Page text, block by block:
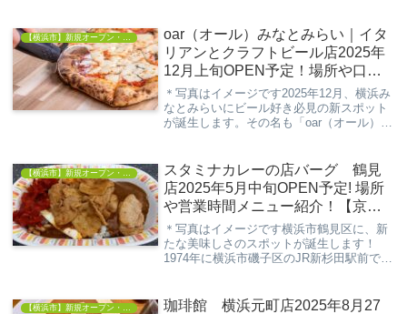
ことで、地域の皆さんの暮らしに寄り添う
存在に...
oar（オール）みなとみらい｜イタ
リアンとクラフトビール店2025年
12月上旬OPEN予定！場所や口コ
ミ・メニュー紹介！
＊写真はイメージです2025年12月、横浜み
なとみらいにビール好き必見の新スポット
が誕生します。その名も「oar（オール）み
を楽しめるおしゃれな専門店です。浜い
ぬ...
スタミナカレーの店バーグ 鶴見
店2025年5月中旬OPEN予定! 場所
や営業時間メニュー紹介！【京急
鶴見駅 徒歩2分】
＊写真はイメージです横浜市鶴見区に、新
たな美味しさのスポットが誕生します！
1974年に横浜市磯子区のJR新杉田駅前でカ
ミナカレーの店 バーグ」が、2025年5月中
【横浜市】新規オープン・開店情報 珈琲館 横浜元町店2025年8月27